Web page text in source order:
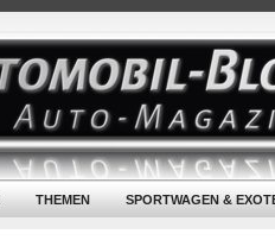
THEMEN SPORTWAGEN &